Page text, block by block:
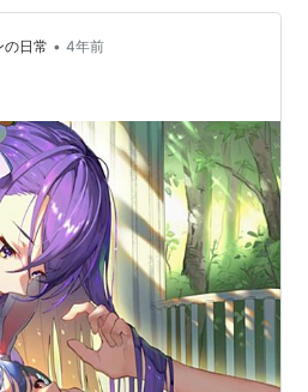
業したりもした。そんな一画
販売機の整列コーナーとなっ
いうそうだ。私の会社員時代
の日常 • 4年前